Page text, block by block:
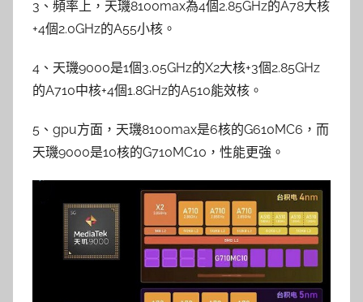
3、頻率上，天璣8100max為4個2.85GHz的A78大核
+4個2.0GHz的A55小核。
4、天璣9000是1個3.05GHz的X2大核+3個2.85GHz
的A710中核+4個1.8GHz的A510能效核。
5、gpu方面，天璣8100max是6核的G610MC6，而
天璣9000是10核的G710MC10，性能更強。